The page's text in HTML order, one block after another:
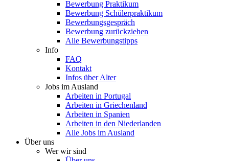
Bewerbung Praktikum
Bewerbung Schülerpraktikum
Bewerbungsgespräch
Bewerbung zurückziehen
Alle Bewerbungstipps
Info
FAQ
Kontakt
Infos über Alter
Jobs im Ausland
Arbeiten in Portugal
Arbeiten in Griechenland
Arbeiten in Spanien
Arbeiten in den Niederlanden
Alle Jobs im Ausland
Über uns
Wer wir sind